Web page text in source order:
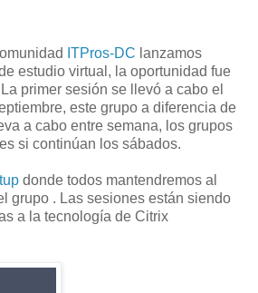
ITPros-DC lanzamos
estudio virtual, la oportunidad fue
primer sesión se llevó a cabo el
este grupo a diferencia de
a cabo entre semana, los grupos
si continúan los sábados.
donde todos mantendremos al
grupo . Las sesiones están siendo
a la tecnología de Citrix